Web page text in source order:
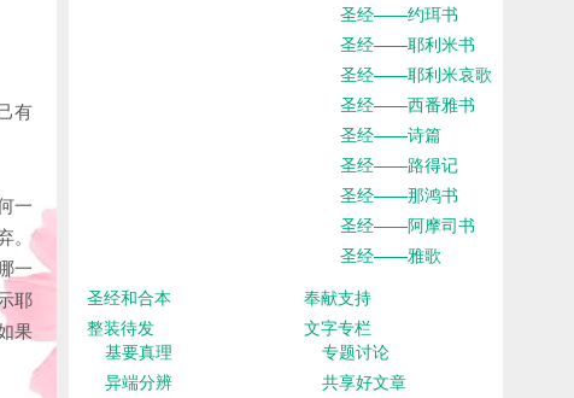
有
一
。
一
耶
果
圣经——约珥书
圣经——耶利米书
圣经——耶利米哀歌
圣经——西番雅书
圣经——诗篇
圣经——路得记
圣经——那鸿书
圣经——阿摩司书
圣经——雅歌
圣经和合本
奉献支持
整装待发
基要真理
异端分辨
文字专栏
专题讨论
共享好文章